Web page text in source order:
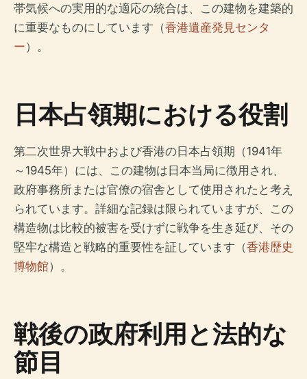
帯気候への実用的な適応の統合は、この建物を建築的
に重要なものにしています（香港遺産発見センタ
ー）。
日本占領期における役割
第二次世界大戦中および香港の日本占領期（1941年
～1945年）には、この建物は日本当局に徴用され、
政府事務所または官僚の宿舎として使用されたと考え
られています。詳細な記録は限られていますが、この
構造物は比較的被害を受けずに戦争を生き延び、その
堅牢な構造と戦略的重要性を証しています（香港歴史
博物館）。
戦後の政府利用と法的な
節目